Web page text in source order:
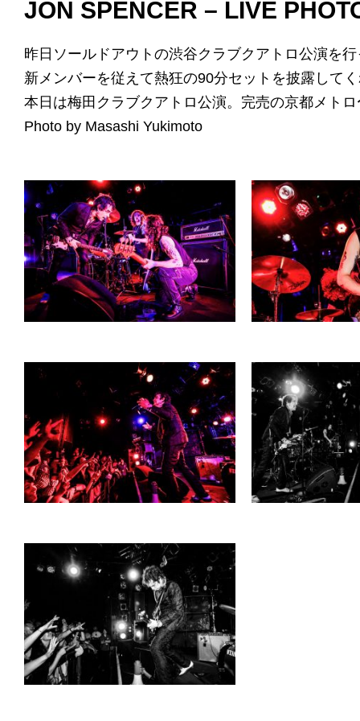
JON SPENCER – LIVE
昨日ソールドアウトの渋谷クラブクアトロ公演を
新メンバーを従えて熱狂の90分セットを披露して
本日は梅田クラブクアトロ公演。完売の京都メト
Photo by Masashi Yukimoto